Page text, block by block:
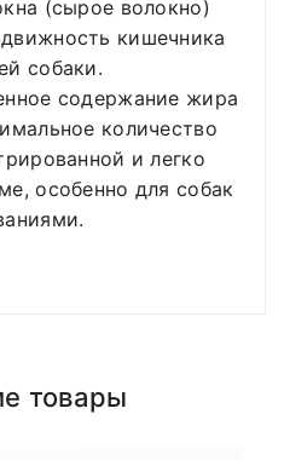
(сырое волокно)
кишечника
собаки.
содержание жира
количество
и легко
особенно для собак
13,00%
день в день
Dress
товары